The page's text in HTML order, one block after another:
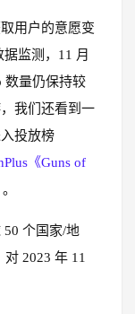
用户的意愿变
据监测，11 月
数量仍保持较
我们还看到一
投放榜
《Guns of
。
50 个国家/地
2023 年 11